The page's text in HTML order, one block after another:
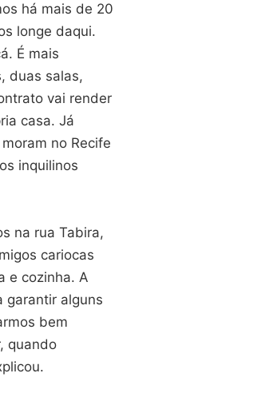
há mais de 20
longe daqui.
É mais
duas salas,
vai render
casa. Já
no Recife
inquilinos
na rua Tabira,
cariocas
e cozinha. A
garantir alguns
bem
quando